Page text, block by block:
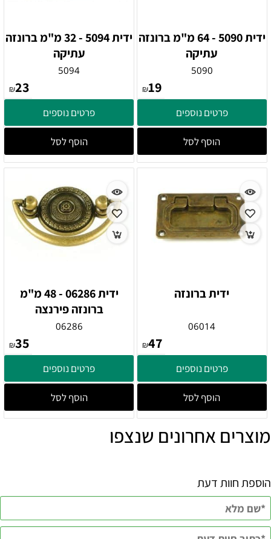
ידית 5090 - 64 מ"מ ברונזה
עתיקה
5090
₪19
פרטים נוספים
הוסף לסל
ידית 5094 - 32 מ"מ ברונזה
עתיקה
5094
₪23
פרטים נוספים
הוסף לסל
ידית ברונזה
06014
₪47
פרטים נוספים
הוסף לסל
ידית 06286 - 48 מ"מ
ברונזה פירנצה
06286
₪35
פרטים נוספים
הוסף לסל
מוצרים אחרונים שנצפו
הוספת חוות דעת